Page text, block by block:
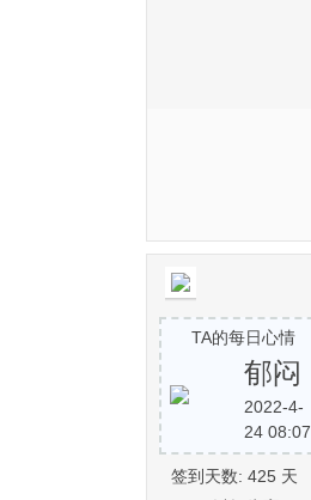
TA的每日心情
郁闷
2022-4-
24 08:07
签到天数: 425 天